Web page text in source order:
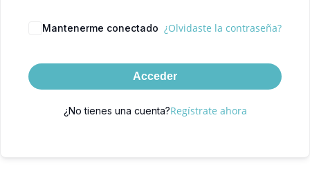
Mantenerme conectado ¿Olvidaste la contraseña?
Acceder
¿No tienes una cuenta?Regístrate ahora